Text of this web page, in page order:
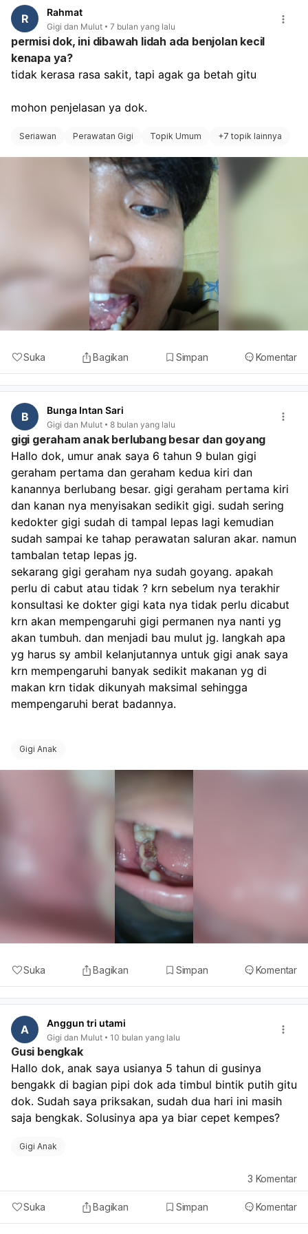
permanen) dan kondisi benih gigi permanen di bawahnya,
sangat penting untuk membawa anak ke dokter gigi.
Dokter gigi dapat melakukan pemeriksaan menyeluruh
dan memberikan penanganan yang tepat sesuai kondisi
gigi anak Anda.
R Rahmat
Gigi dan Mulut 7 bulan yang lalu
permisi dok, ini dibawah lidah ada benjolan kecil
kenapa ya?
tidak kerasa rasa sakit, tapi agak ga betah gitu
mohon penjelasan ya dok.
Seriawan Perawatan Gigi Topik Umum +7 topik lainnya
Suka Bagikan Simpan Komentar
B Bunga Intan Sari
Gigi dan Mulut 8 bulan yang lalu
gigi geraham anak berlubang besar dan goyang
Hallo dok, umur anak saya 6 tahun 9 bulan gigi
geraham pertama dan geraham kedua kiri dan
kanannya berlubang besar. gigi geraham pertama kiri
dan kanan nya menyisakan sedikit gigi. sudah sering
kedokter gigi sudah di tampal lepas lagi kemudian
sudah sampai ke tahap perawatan saluran akar. namun
tambalan tetap lepas jg.
sekarang gigi geraham nya sudah goyang. apakah
perlu di cabut atau tidak ? krn sebelum nya terakhir
konsultasi ke dokter gigi kata nya tidak perlu dicabut
krn akan mempengaruhi gigi permanen nya nanti yg
akan tumbuh. dan menjadi bau mulut jg. langkah apa
yg harus sy ambil kelanjutannya untuk gigi anak saya
krn mempengaruhi banyak sedikit makanan yg di
makan krn tidak dikunyah maksimal sehingga
mempengaruhi berat badannya.
Gigi Anak
Suka Bagikan Simpan Komentar
A Anggun tri utami
Gigi dan Mulut 10 bulan yang lalu
Gusi bengkak
Hallo dok, anak saya usianya 5 tahun di gusinya
bengakk di bagian pipi dok ada timbul bintik putih gitu
dok. Sudah saya priksakan, sudah dua hari ini masih
saja bengkak. Solusinya apa ya biar cepet kempes?
Gigi Anak
Suka Bagikan Simpan Komentar
3 Komentar